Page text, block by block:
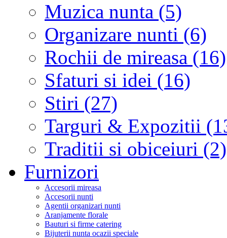
Muzica nunta (5)
Organizare nunti (6)
Rochii de mireasa (16)
Sfaturi si idei (16)
Stiri (27)
Targuri & Expozitii
Traditii si obiceiuri (2)
Furnizori
Accesorii mireasa
Accesorii nunti
Agentii organizari nunti
Aranjamente florale
Bauturi si firme catering
Bijuterii nunta ocazii speciale